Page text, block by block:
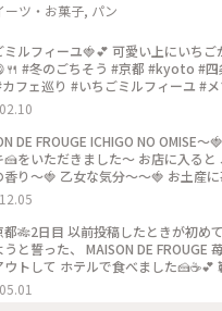
ーツ・お菓子, パン
ミルフィーユ🍓💕 可愛い上にいち
#冬のごちそう #京都 #kyoto #四
フェ巡り #いちごミルフィーユ #
#ストロベリー #いちご大
ICHIGO NO OMISE〜🍓 イチゴのショート
🍰をいただきました〜 お店に入ると
香り〜🍓 乙女な気分〜〜🍓 お土産
楽しみっ❤️ #京都#イチゴのお店#シ
稿したときが初めてで そのときに通い
と誓った、 MAISON DE FROUGE 苺のお
して ホテルで食べました🍰☕️💕 靴も脱いでりらっ
〜しながら食べて、 お店でとはまた
#京都 #カフェ #ケーキ #苺